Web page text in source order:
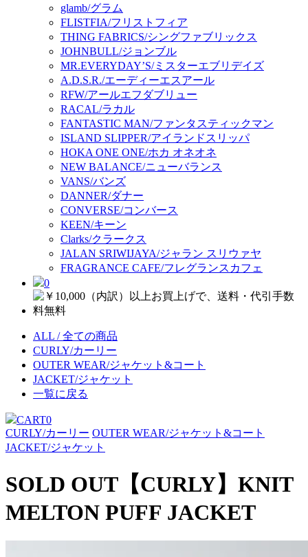
glamb/グラム
FLISTFIA/フリストフィア
THING FABRICS/シングファブリックス
JOHNBULL/ジョンブル
MR.EVERYDAY’S/ミスターエブリデイズ
A.D.S.R./エーディーエスアール
RFW/アールエフダブリュー
RACAL/ラカル
FANTASTIC MAN/ファンタスティックマン
ISLAND SLIPPER/アイランドスリッパ
HOKA ONE ONE/ホカ オネオネ
NEW BALANCE/ニューバランス
VANS/バンズ
DANNER/ダナー
CONVERSE/コンバース
KEEN/キーン
Clarks/クラークス
JALAN SRIWIJAYA/ジャラン スリウァヤ
FRAGRANCE CAFE/フレグランスカフェ
0
ALL / 全ての商品
CURLY/カーリー
OUTER WEAR/ジャケット&コート
JACKET/ジャケット
一覧に戻る
CART0
CURLY/カーリー OUTER WEAR/ジャケット&コート
JACKET/ジャケット
SOLD OUT 【CURLY】KNIT
MELTON PUFF JACKET